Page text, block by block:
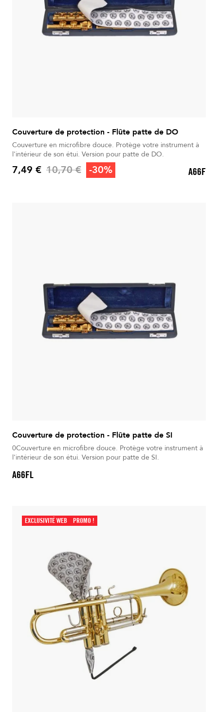
Couverture de protection - Flûte patte de DO
Couverture en microfibre douce. Protège votre instrument à
l'intérieur de son étui. Version pour patte de DO.
Prix
7,49 € Prix de base
10,70 € -30% A66F
Couverture de protection - Flûte patte de SI
0Couverture en microfibre douce. Protège votre instrument à
l'intérieur de son étui. Version pour patte de SI.
A66FL
EXCLUSIVITÉ WEB PROMO !